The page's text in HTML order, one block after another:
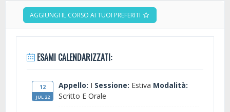
AGGIUNGI IL CORSO AI TUOI PREFERITI
ESAMI CALENDARIZZATI:
12
JUL 22
Appello: I Sessione: Estiva Modalità:
Scritto E Orale